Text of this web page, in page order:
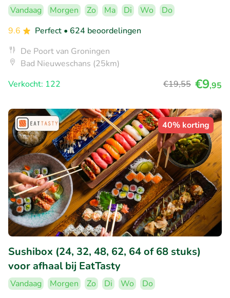
Vandaag Morgen Zo Ma Di Wo
Do
9.6
Perfect • 624 beoordelingen
De Poort van Groningen
Bad Nieuweschans (25km)
Verkocht: 122
€19,55 €9,95
40% korting
Sushibox (24, 32, 48, 62, 64 of 68 stuks)
voor afhaal bij EatTasty
Vandaag Morgen Zo Di Wo
Do